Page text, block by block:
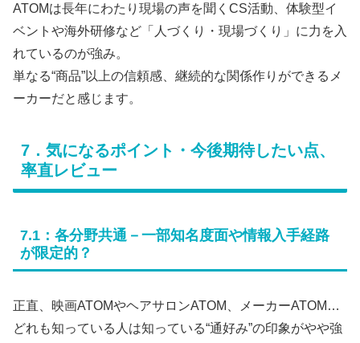
ATOMは長年にわたり現場の声を聞くCS活動、体験型イ
ベントや海外研修など「人づくり・現場づくり」に力を入
れているのが強み。
単なる“商品”以上の信頼感、継続的な関係作りができるメ
ーカーだと感じます。
7．気になるポイント・今後期待したい点、
率直レビュー
7.1：各分野共通－一部知名度面や情報入手経路
が限定的？
正直、映画ATOMやヘアサロンATOM、メーカーATOM…
どれも知っている人は知っている“通好み”の印象がやや強